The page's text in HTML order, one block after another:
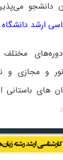
دانشجو
ارشد دانشگاه
مختلف
نور و مجازی و
های باستانی